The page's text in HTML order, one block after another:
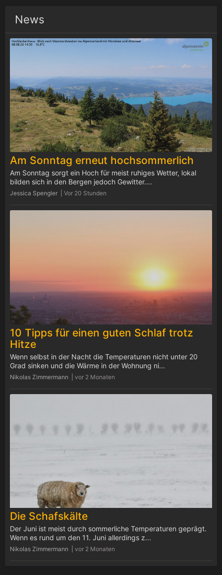
News
Am Sonntag erneut hochsommerlich
Jessica Spengler | Vor 20 Stunden
Am Sonntag sorgt ein Hoch für meist ruhiges Wetter, lokal
bilden sich in den Bergen jedoch Gewitter....
10 Tipps für einen guten Schlaf trotz
Hitze
Nikolas Zimmermann | vor 2 Monaten
Wenn selbst in der Nacht die Temperaturen nicht unter 20
Grad sinken und die Wärme in der Wohnung ni...
Die Schafskälte
Nikolas Zimmermann | vor 2 Monaten
Der Juni ist meist durch sommerliche Temperaturen geprägt.
Wenn es rund um den 11. Juni allerdings z...